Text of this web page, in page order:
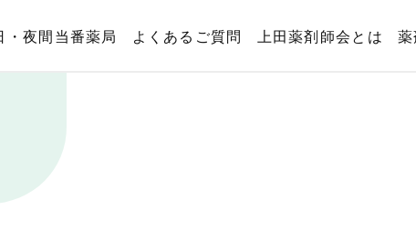
・夜間当番薬局 よくあるご質問 上田薬剤師会とは